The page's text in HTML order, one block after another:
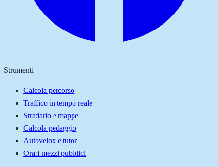
Strumenti
Calcola percorso
Traffico in tempo reale
Stradario e mappe
Calcola pedaggio
Autovelox e tutor
Orari mezzi pubblici